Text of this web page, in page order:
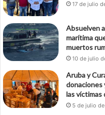
17 de julio
Absuelven
marítima
muertos
10 de julio
Aruba y
donaciones
las
5 de julio